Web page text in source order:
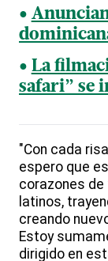
La
safari” se
"Con cada
espero que
corazones
latinos,
creando
Estoy
dirigido en